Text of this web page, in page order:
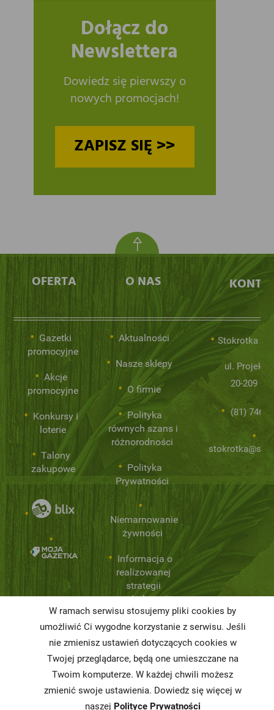
Dołącz do
Newslettera
Dowiedz się pierwszy o
nowych promocjach!
ZAPISZ SIĘ >>
OFERTA
Gazetki
promocyjne
Akcje
promocyjne
Konkursy i
loterie
Talony
zakupowe
O NAS
Aktualności
Nasze sklepy
O firmie
Polityka
równych szans i
różnorodności
Polityka
Prywatności
Niemarnowanie
żywności
Informacja o
realizowanej
strategii
podatkowej
Karty
charakterystyki
Butelkomaty
Stokrotka
ul.
20-209
(81) 746
W ramach serwisu stosujemy pliki cookies by
umożliwić Ci wygodne korzystanie z serwisu. Jeśli
nie zmienisz ustawień dotyczących cookies w
Twojej przeglądarce, będą one umieszczane na
Twoim komputerze. W każdej chwili możesz
zmienić swoje ustawienia. Dowiedz się więcej w
naszej Polityce Prywatności